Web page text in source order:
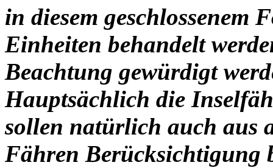
in diesem geschlossenem
Einheiten behandelt
Beachtung gewürdigt
Hauptsächlich die
sollen natürlich auch aus
Fähren Berücksichtigung